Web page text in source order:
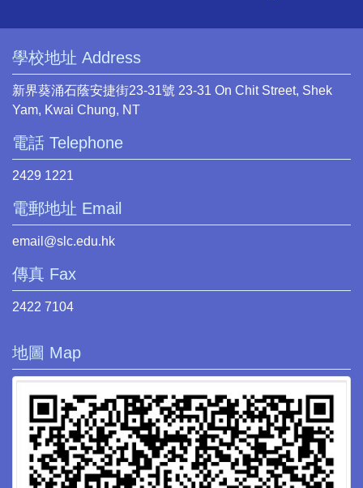
學校地址 Address
新界葵涌石蔭安捷街23-31號 23-31 On Chit Street, Shek
Yam, Kwai Chung, NT
電話 Telephone
2429 1221
電郵地址 Email
email@slc.edu.hk
傳真 Fax
2422 7104
地圖 Map